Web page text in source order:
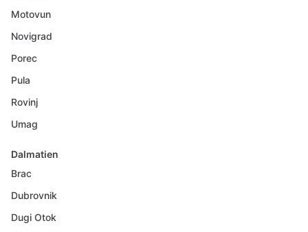
Motovun
Novigrad
Porec
Pula
Rovinj
Umag
Dalmatien
Brac
Dubrovnik
Dugi Otok